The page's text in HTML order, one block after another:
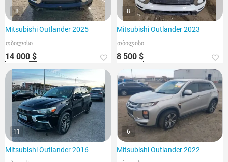
8
Mitsubishi Outlander 2025
თბილისი
14 000 $
8
Mitsubishi Outlander 2023
თბილისი
8 500 $
11
Mitsubishi Outlander 2016
6
Mitsubishi Outlander 2022